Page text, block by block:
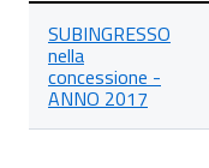
degli
articoli
nella
categoria
Subingresso
SUBINGRESSO
nella
concessione -
ANNO 2017